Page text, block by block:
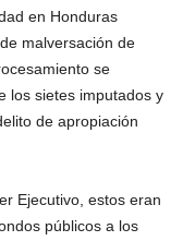
en Honduras
malversación de
se
los sietes imputados y
de apropiación
Ejecutivo, estos eran
públicos a los